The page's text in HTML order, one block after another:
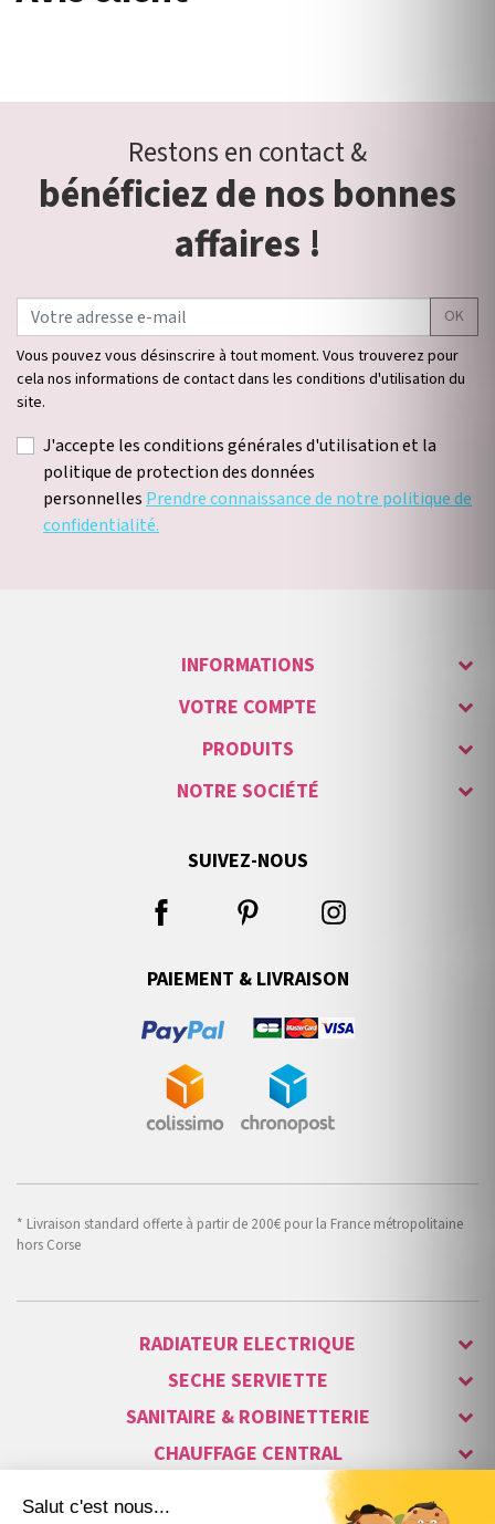
Restons en contact &
bénéficiez de nos bonnes
affaires !
OK
Vous pouvez vous désinscrire à tout moment. Vous trouverez pour
cela nos informations de contact dans les conditions d'utilisation du
site.
J'accepte les conditions générales d'utilisation et la
politique de protection des données
personnelles Prendre connaissance de notre politique de
confidentialité.
INFORMATIONS
VOTRE COMPTE
PRODUITS
NOTRE SOCIÉTÉ
SUIVEZ-NOUS
PAIEMENT & LIVRAISON
* Livraison standard offerte à partir de 200€ pour la France métropolitaine
hors Corse
RADIATEUR ELECTRIQUE
SECHE SERVIETTE
SANITAIRE & ROBINETTERIE
CHAUFFAGE CENTRAL
ALARME & SÉCURITÉ